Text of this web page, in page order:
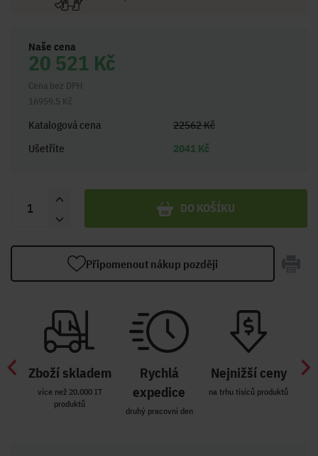
Naše cena
20 521 Kč
Cena bez DPH
16959.5 Kč
Katalogová cena
22562 Kč
Ušetříte
2041 Kč
DO KOŠÍKU
Připomenout nákup později
Zboží skladem
více než 20.000 IT
produktů
Rychlá
expedice
druhý pracovní den
Nejnižší ceny
na trhu tisíců produktů